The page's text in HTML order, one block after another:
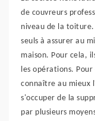
de couvreurs
niveau de la toiture.
seuls à assurer au
maison. Pour cela,
les opérations.
connaître au mieux
s'occuper de la
par plusieurs